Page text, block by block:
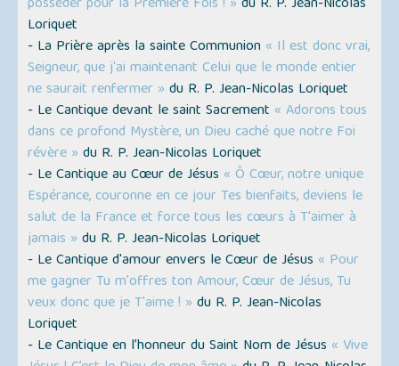
Loriquet
- La Prière après la sainte Communion « Il est donc vrai,
Seigneur, que j'ai maintenant Celui que le monde entier
ne saurait renfermer » du R. P. Jean-Nicolas Loriquet
- Le Cantique devant le saint Sacrement « Adorons tous
dans ce profond Mystère, un Dieu caché que notre Foi
révère » du R. P. Jean-Nicolas Loriquet
- Le Cantique au Cœur de Jésus « Ô Cœur, notre unique
Espérance, couronne en ce jour Tes bienfaits, deviens le
salut de la France et force tous les cœurs à T'aimer à
jamais » du R. P. Jean-Nicolas Loriquet
- Le Cantique d'amour envers le Cœur de Jésus « Pour
me gagner Tu m'offres ton Amour, Cœur de Jésus, Tu
veux donc que je T'aime ! » du R. P. Jean-Nicolas
Loriquet
- Le Cantique en l’honneur du Saint Nom de Jésus « Vive